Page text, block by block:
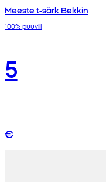
Meeste t-särk Bekkin
100% puuvill
5
€